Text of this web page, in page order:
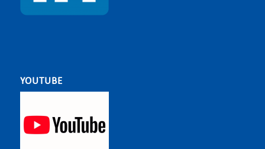
YOUTUBE